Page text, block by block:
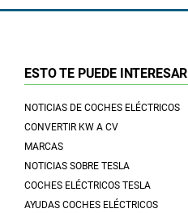
ESTO TE PUEDE INTERESAR
NOTICIAS DE COCHES ELÉCTRICOS
CONVERTIR KW A CV
MARCAS
NOTICIAS SOBRE TESLA
COCHES ELÉCTRICOS TESLA
AYUDAS COCHES ELÉCTRICOS